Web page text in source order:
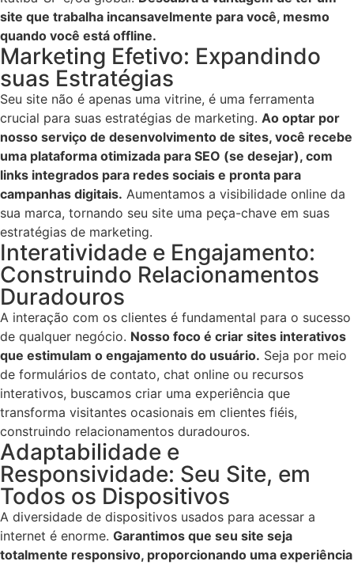
site que trabalha incansavelmente para você, mesmo
quando você está offline.
Marketing Efetivo: Expandindo
suas Estratégias
Seu site não é apenas uma vitrine, é uma ferramenta
crucial para suas estratégias de marketing. Ao optar por
nosso serviço de desenvolvimento de sites, você recebe
uma plataforma otimizada para SEO (se desejar), com
links integrados para redes sociais e pronta para
campanhas digitais. Aumentamos a visibilidade online da
sua marca, tornando seu site uma peça-chave em suas
estratégias de marketing.
Interatividade e Engajamento:
Construindo Relacionamentos
Duradouros
A interação com os clientes é fundamental para o sucesso
de qualquer negócio. Nosso foco é criar sites interativos
que estimulam o engajamento do usuário. Seja por meio
de formulários de contato, chat online ou recursos
interativos, buscamos criar uma experiência que
transforma visitantes ocasionais em clientes fiéis,
construindo relacionamentos duradouros.
Adaptabilidade e
Responsividade: Seu Site, em
Todos os Dispositivos
A diversidade de dispositivos usados para acessar a
internet é enorme. Garantimos que seu site seja
totalmente responsivo, proporcionando uma experiência